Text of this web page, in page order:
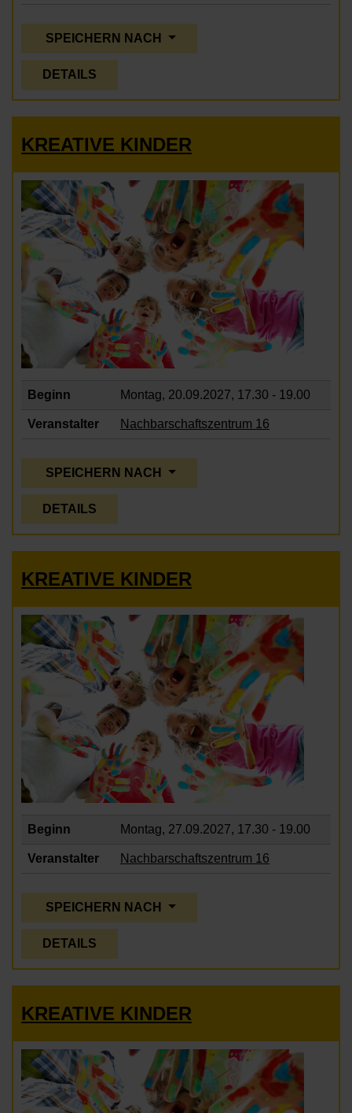
SPEICHERN NACH
DETAILS
KREATIVE KINDER
Beginn Montag, 20.09.2027, 17.30 - 19.00
Veranstalter Nachbarschaftszentrum 16
SPEICHERN NACH
DETAILS
KREATIVE KINDER
Beginn Montag, 27.09.2027, 17.30 - 19.00
Veranstalter Nachbarschaftszentrum 16
SPEICHERN NACH
DETAILS
KREATIVE KINDER